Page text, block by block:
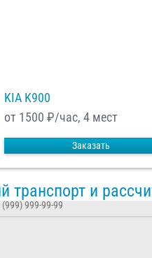
KIA K900
от 1500 ₽/час, 4 мест
Заказать
и